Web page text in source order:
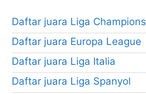
Daftar juara Liga Champions
Daftar juara Europa League
Daftar juara Liga Italia
Daftar juara Liga Spanyol